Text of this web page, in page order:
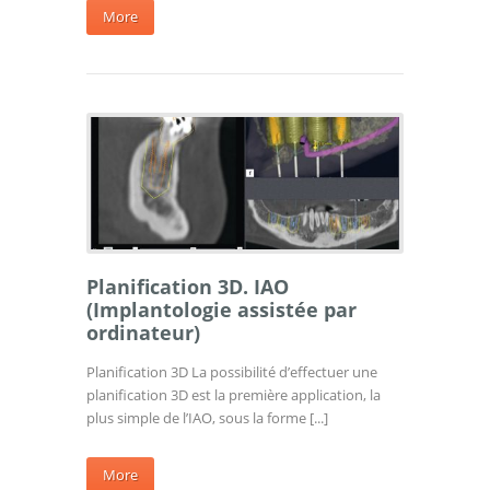
More
Planification 3D. IAO
(Implantologie assistée par
ordinateur)
Planification 3D La possibilité d’effectuer une
planification 3D est la première application, la
plus simple de l’IAO, sous la forme [...]
More